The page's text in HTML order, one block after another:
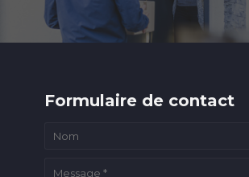
Formulaire de contact